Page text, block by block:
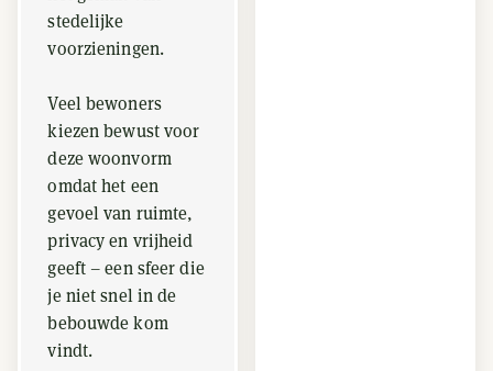
stedelijke
voorzieningen.
Veel bewoners
kiezen bewust voor
deze woonvorm
omdat het een
gevoel van ruimte,
privacy en vrijheid
geeft – een sfeer die
je niet snel in de
bebouwde kom
vindt.